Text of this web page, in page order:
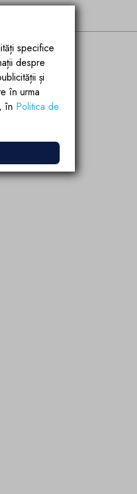
specifice
despre
și
în urma
în Politica de